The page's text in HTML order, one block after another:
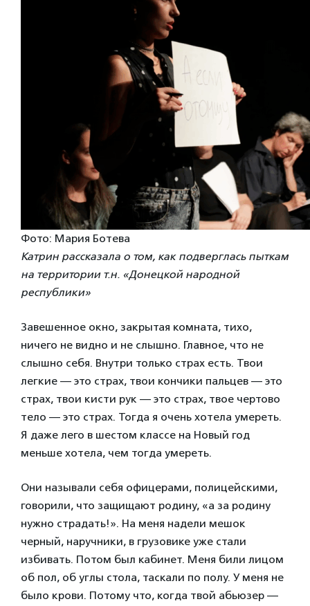
Фото: Мария Ботева
Катрин рассказала о том, как подверглась пыткам
на территории т.н. «Донецкой народной
республики»
Завешенное окно, закрытая комната, тихо,
ничего не видно и не слышно. Главное, что не
слышно себя. Внутри только страх есть. Твои
легкие — это страх, твои кончики пальцев — это
страх, твои кисти рук — это страх, твое чертово
тело — это страх. Тогда я очень хотела умереть.
Я даже лего в шестом классе на Новый год
меньше хотела, чем тогда умереть.
Они называли себя офицерами, полицейскими,
говорили, что защищают родину, «а за родину
нужно страдать!». На меня надели мешок
черный, наручники, в грузовике уже стали
избивать. Потом был кабинет. Меня били лицом
об пол, об углы стола, таскали по полу. У меня не
было крови. Потому что, когда твой абьюзер —